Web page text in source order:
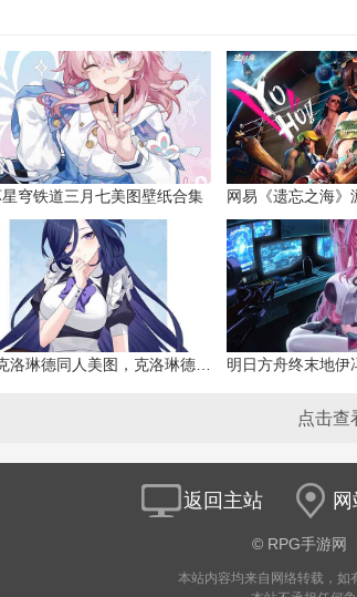
星穹铁道三月七美图壁纸合集 网易《遗忘之海》
原神克洛琳德同人美图，克洛琳德战败会怎样
点击查
返回主站
© RPG手游网
本站内容均来自网络转载，如